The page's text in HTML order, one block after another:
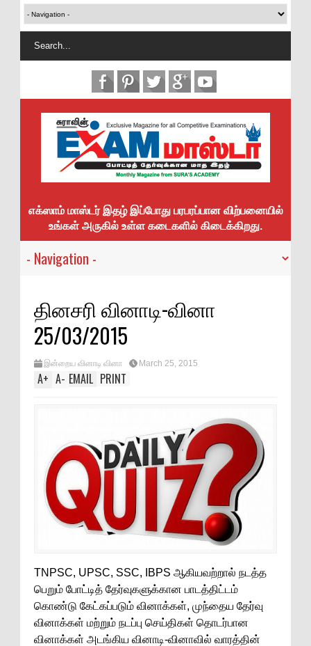
எக்ஸாம் மாஸ்டர் இதழ் இப்போது பரபரப்பான விற்பனையில்
உங்கள் அருகில் உள்ள கடைகளில் கிடைக்கிறது.
தினசரி வினாடி-வினா
25/03/2015
இன்றைய வினாடி வினா March 25, 2015
A+ A- EMAIL PRINT
TNPSC, UPSC, SSC, IBPS ஆகியவற்றால் நடத்த
பெறும் போட்டித் தேர்வுகளுக்கான பாடத்திட்டம்
கொண்டு கேட்கப்படும் வினாக்கள், முந்தைய தேர்வு
வினாக்கள் மற்றும் நடப்பு செய்திகள் தொடர்பான
வினாக்கள் அடங்கிய வினாடி-வினாவில் வாரத்தின்